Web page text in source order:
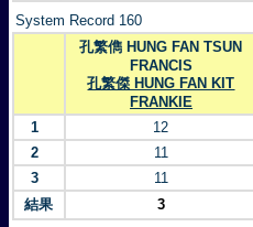
System Record 160
孔繁儁 HUNG FAN TSUN
FRANCIS
孔繁傑 HUNG FAN KIT
FRANKIE
1 12
2
11
3
11
結果
3